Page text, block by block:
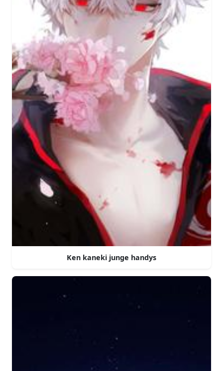
Ken kaneki junge handys